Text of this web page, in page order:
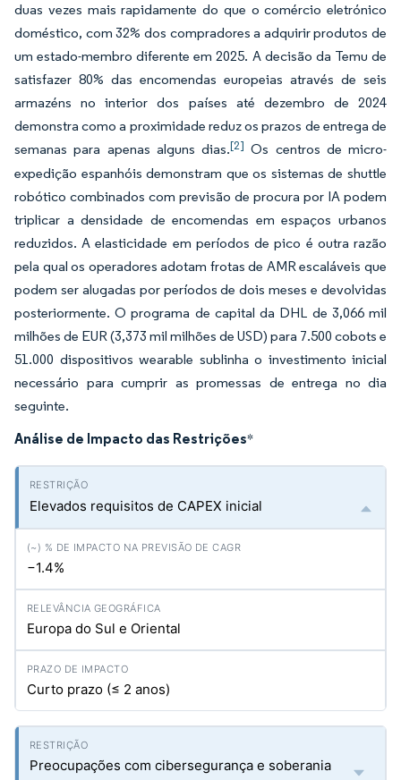
duas vezes mais rapidamente do que o comércio eletrónico
doméstico, com 32% dos compradores a adquirir produtos de
um estado-membro diferente em 2025. A decisão da Temu de
satisfazer 80% das encomendas europeias através de seis
armazéns no interior dos países até dezembro de 2024
demonstra como a proximidade reduz os prazos de entrega de
semanas para apenas alguns dias.[2] Os centros de micro-
expedição espanhóis demonstram que os sistemas de shuttle
robótico combinados com previsão de procura por IA podem
triplicar a densidade de encomendas em espaços urbanos
reduzidos. A elasticidade em períodos de pico é outra razão
pela qual os operadores adotam frotas de AMR escaláveis que
podem ser alugadas por períodos de dois meses e devolvidas
posteriormente. O programa de capital da DHL de 3,066 mil
milhões de EUR (3,373 mil milhões de USD) para 7.500 cobots e
51.000 dispositivos wearable sublinha o investimento inicial
necessário para cumprir as promessas de entrega no dia
seguinte.
Análise de Impacto das Restrições*
Elevados requisitos de CAPEX inicial
−1.4%
Europa do Sul e Oriental
Curto prazo (≤ 2 anos)
Preocupações com cibersegurança e soberania